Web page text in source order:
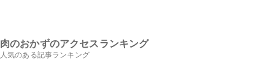
肉のおかずのアクセスランキング
人気のある記事ランキング